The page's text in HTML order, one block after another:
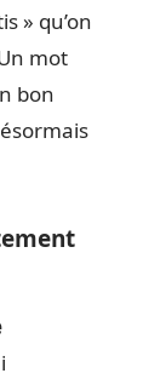
» qu’on
mot
bon